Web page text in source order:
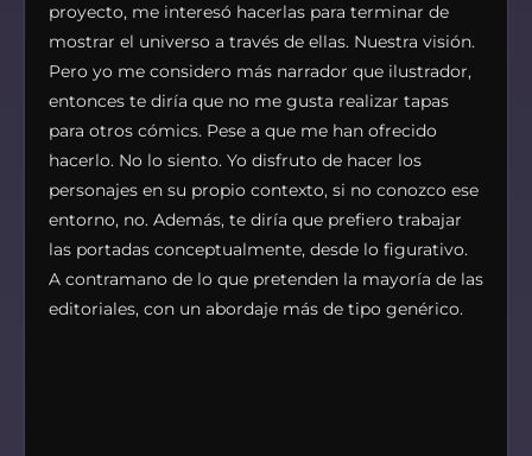
proyecto, me interesó hacerlas para terminar de
mostrar el universo a través de ellas. Nuestra visión.
Pero yo me considero más narrador que ilustrador,
entonces te diría que no me gusta realizar tapas
para otros cómics. Pese a que me han ofrecido
hacerlo. No lo siento. Yo disfruto de hacer los
personajes en su propio contexto, si no conozco ese
entorno, no. Además, te diría que prefiero trabajar
las portadas conceptualmente, desde lo figurativo.
A contramano de lo que pretenden la mayoría de las
editoriales, con un abordaje más de tipo genérico.